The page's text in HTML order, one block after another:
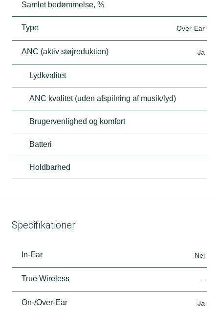
Samlet bedømmelse, %
Type Over-Ear
ANC (aktiv støjreduktion) Ja
Lydkvalitet
ANC kvalitet (uden afspilning af musik/lyd)
Brugervenlighed og komfort
Batteri
Holdbarhed
Specifikationer
In-Ear Nej
True Wireless -
On-/Over-Ear Ja